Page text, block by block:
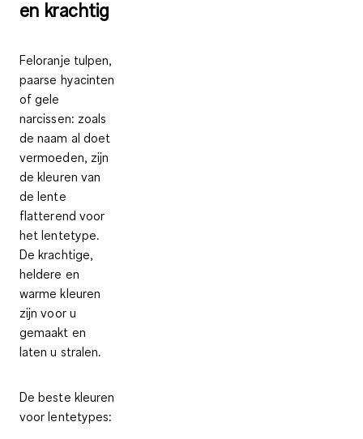
en krachtig
Feloranje tulpen,
paarse hyacinten
of gele
narcissen: zoals
de naam al doet
vermoeden, zijn
dekleuren van
de lente
flatterend voor
het lentetype.
De krachtige,
heldere en
warme kleuren
zijn voor u
gemaakt en
laten u stralen.
De beste kleuren
voor lentetypes: